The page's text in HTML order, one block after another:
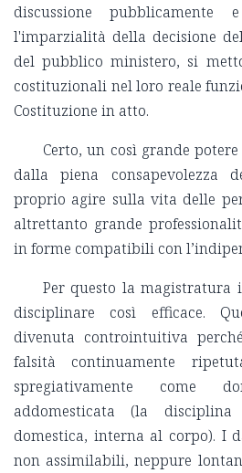
discussione pubblicamente
l'imparzialità della decisione
del pubblico ministero, si
costituzionali nel loro reale
Costituzione in atto.
Certo, un così grande
dalla piena consapevolezza
proprio agire sulla vita delle
altrettanto grande
in forme compatibili con
Per questo la magistratura
disciplinare così efficace.
divenuta controintuitiva
falsità continuamente
spregiativamente come
addomesticata (la
domestica, interna al corpo). I
non assimilabili, neppure